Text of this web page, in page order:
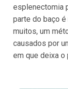
esplenectomia
parte do baço
muitos, um
causados por
em que deixa o